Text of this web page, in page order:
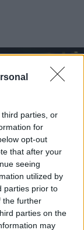
parties, or
for
opt-out
that after your
seeing
utilized by
parties prior to
the further
parties on the
may